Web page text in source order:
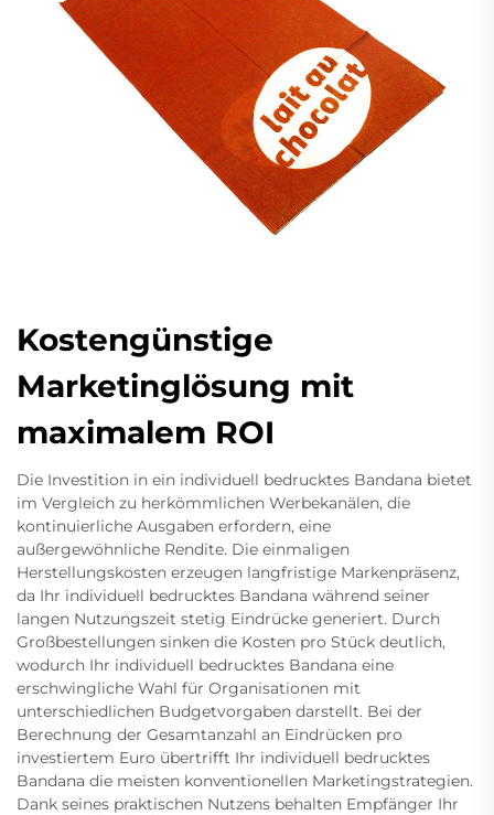
Kostengünstige
Marketinglösung mit
maximalem ROI
Die Investition in ein individuell bedrucktes Bandana bietet
im Vergleich zu herkömmlichen Werbekanälen, die
kontinuierliche Ausgaben erfordern, eine
außergewöhnliche Rendite. Die einmaligen
Herstellungskosten erzeugen langfristige Markenpräsenz,
da Ihr individuell bedrucktes Bandana während seiner
langen Nutzungszeit stetig Eindrücke generiert. Durch
Großbestellungen sinken die Kosten pro Stück deutlich,
wodurch Ihr individuell bedrucktes Bandana eine
erschwingliche Wahl für Organisationen mit
unterschiedlichen Budgetvorgaben darstellt. Bei der
Berechnung der Gesamtanzahl an Eindrücken pro
investiertem Euro übertrifft Ihr individuell bedrucktes
Bandana die meisten konventionellen Marketingstrategien.
Dank seines praktischen Nutzens behalten Empfänger Ihr